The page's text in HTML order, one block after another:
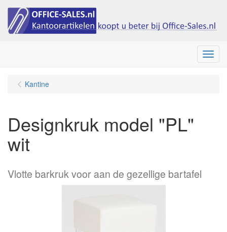
Menu
Kantine
Designkruk model "PL"
wit
Vlotte barkruk voor aan de gezellige bartafel